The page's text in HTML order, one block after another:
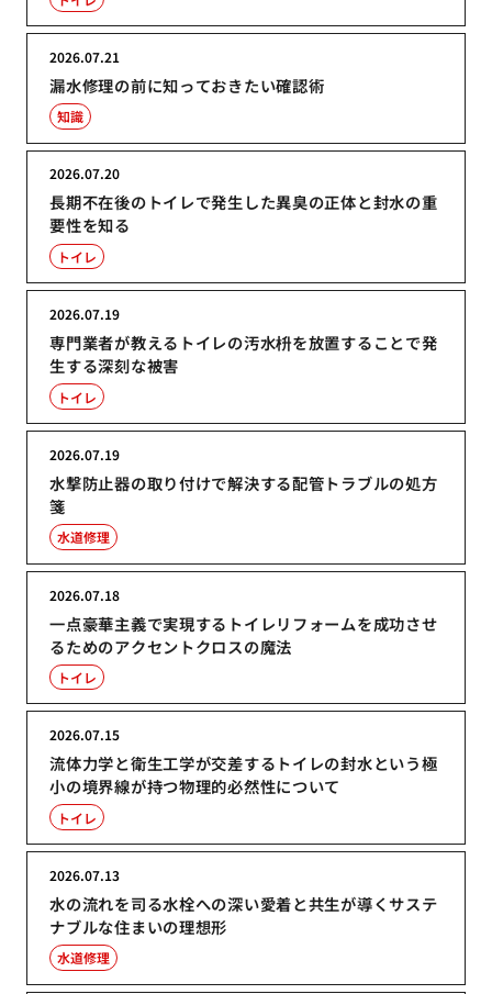
漏水修理の前に知っておきたい確認術
2026.07.21
知識
長期不在後のトイレで発生した異臭の正体と封水の重
要性を知る
2026.07.20
トイレ
専門業者が教えるトイレの汚水枡を放置することで発
生する深刻な被害
2026.07.19
トイレ
水撃防止器の取り付けで解決する配管トラブルの処方
箋
2026.07.19
水道修理
一点豪華主義で実現するトイレリフォームを成功させ
るためのアクセントクロスの魔法
2026.07.18
トイレ
流体力学と衛生工学が交差するトイレの封水という極
小の境界線が持つ物理的必然性について
2026.07.15
トイレ
水の流れを司る水栓への深い愛着と共生が導くサステ
ナブルな住まいの理想形
2026.07.13
水道修理